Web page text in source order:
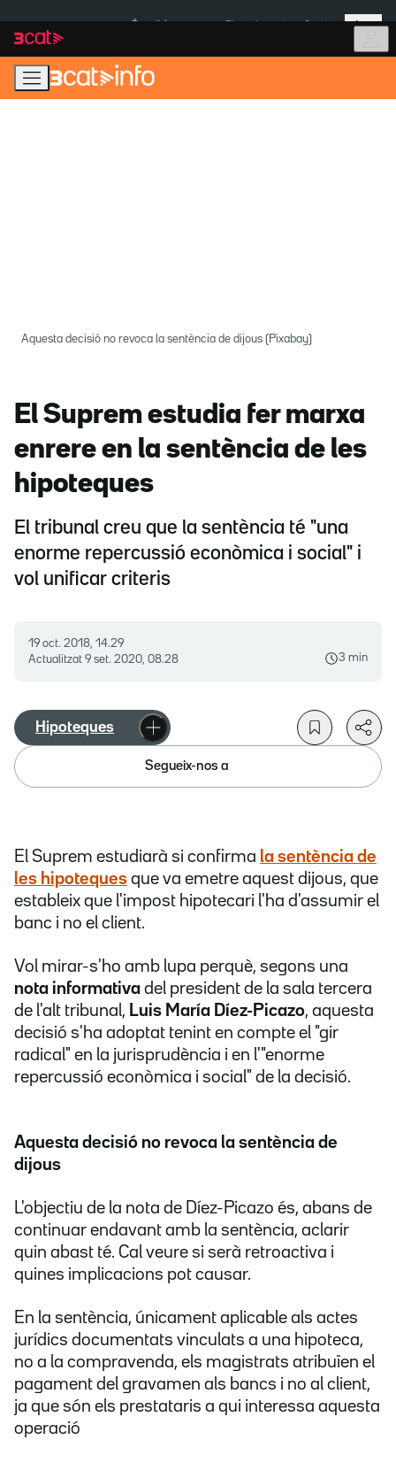
navegació
principal
contingut
Més
Aquesta decisió no revoca la sentència de dijous (Pixabay)
El Suprem estudia fer marxa
enrere en la sentència de les
hipoteques
El tribunal creu que la sentència té "una
enorme repercussió econòmica i social" i
vol unificar criteris
19 oct. 2018, 14.29
Actualitzat 9 set. 2020, 08.28 3 min
Hipoteques
Segueix-nos a
El Suprem estudiarà si confirma la sentència de
les hipoteques que va emetre aquest dijous, que
estableix que l'impost hipotecari l'ha d'assumir el
banc i no el client.
Vol mirar-s'ho amb lupa perquè, segons una
nota informativa del president de la sala tercera
de l'alt tribunal, Luis María Díez-Picazo, aquesta
decisió s'ha adoptat tenint en compte el "gir
radical" en la jurisprudència i en l'"enorme
repercussió econòmica i social" de la decisió.
Aquesta decisió no revoca la sentència de
dijous
L'objectiu de la nota de Díez-Picazo és, abans de
continuar endavant amb la sentència, aclarir
quin abast té. Cal veure si serà retroactiva i
quines implicacions pot causar.
En la sentència, únicament aplicable als actes
jurídics documentats vinculats a una hipoteca,
no a la compravenda, els magistrats atribuïen el
pagament del gravamen als bancs i no al client,
ja que són els prestataris a qui interessa aquesta
operació